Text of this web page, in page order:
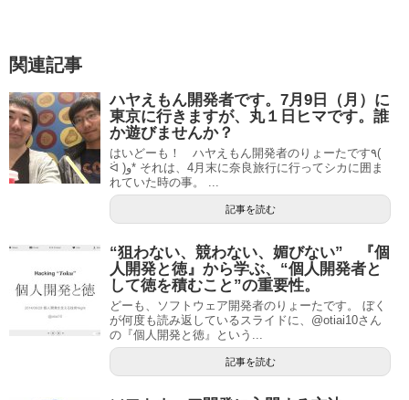
関連記事
ハヤえもん開発者です。7月9日（月）に
東京に行きますが、丸１日ヒマです。誰
か遊びませんか？
はいどーも！ ハヤえもん開発者のりょーたです٩(
ᐛ )و* それは、4月末に奈良旅行に行ってシカに囲ま
れていた時の事。 ...
記事を読む
“狙わない、競わない、媚びない” 『個
人開発と徳』から学ぶ、“個人開発者と
して徳を積むこと”の重要性。
どーも、ソフトウェア開発者のりょーたです。 ぼく
が何度も読み返しているスライドに、@otiai10さん
の『個人開発と徳』という...
記事を読む